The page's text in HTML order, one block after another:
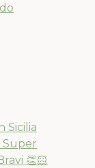
Sicilia
Super
👏🏻